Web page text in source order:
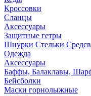
Кроссовки
Сланцы
Аксессуары
Защитные гетры
Шнурки Стельки
Одежда
Аксессуары
Баффы, Балаклавы,
Бейсболки
Маски горнолыжные